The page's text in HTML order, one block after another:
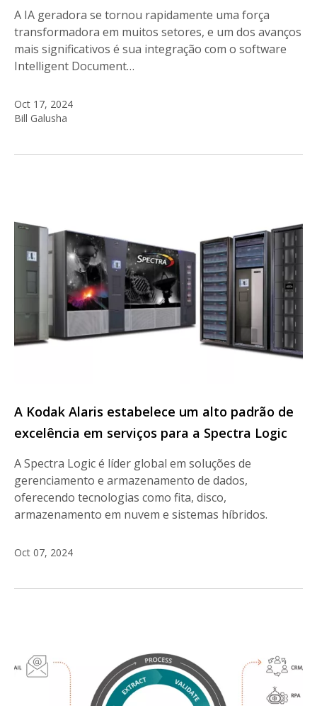
A IA geradora se tornou rapidamente uma força
transformadora em muitos setores, e um dos avanços
mais significativos é sua integração com o software
Intelligent Document…
Oct 17, 2024
Bill Galusha
A Kodak Alaris estabelece um alto padrão de
excelência em serviços para a Spectra Logic
A Spectra Logic é líder global em soluções de
gerenciamento e armazenamento de dados,
oferecendo tecnologias como fita, disco,
armazenamento em nuvem e sistemas híbridos.
Oct 07, 2024